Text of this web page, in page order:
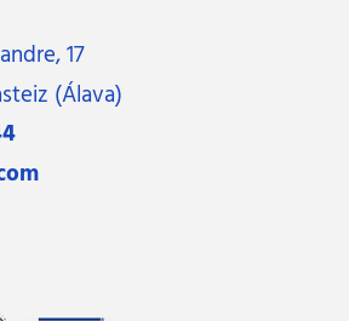
17
(Álava)